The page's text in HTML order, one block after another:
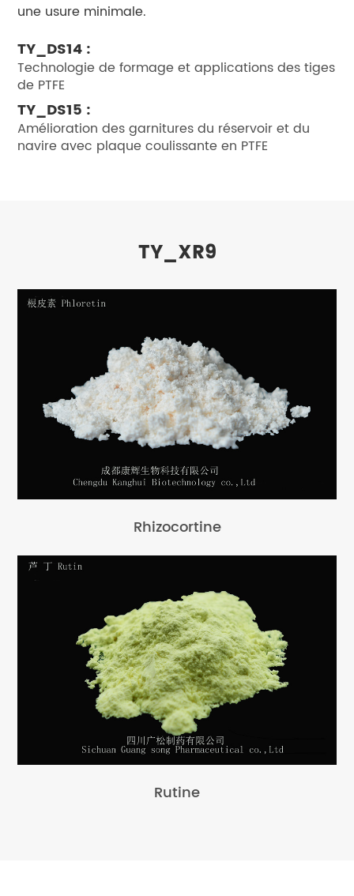
une usure minimale.
TY_DS14 :
Technologie de formage et applications des tiges
de PTFE
TY_DS15 :
Amélioration des garnitures du réservoir et du
navire avec plaque coulissante en PTFE
TY_XR9
Rhizocortine
Rutine